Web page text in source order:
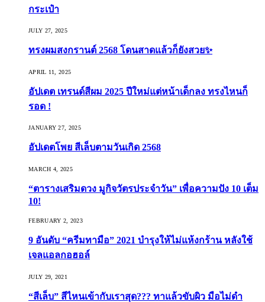
กระเป๋า
JULY 27, 2025
ทรงผมสงกรานต์ 2568 โดนสาดแล้วก็ยังสวย✨
APRIL 11, 2025
อัปเดต เทรนด์สีผม 2025 ปีใหม่แต่หน้าเด็กลง ทรงไหนก็
รอด !
JANUARY 27, 2025
อัปเดตโพย สีเล็บตามวันเกิด 2568
MARCH 4, 2025
“ตารางเสริมดวง มูกิจวัตรประจำวัน” เพื่อความปัง 10 เต็ม
10!
FEBRUARY 2, 2023
9 อันดับ “ครีมทามือ” 2021 บำรุงให้ไม่แห้งกร้าน หลังใช้
เจลแอลกอฮอล์
JULY 29, 2021
“สีเล็บ” สีไหนเข้ากับเราสุด??? ทาแล้วขับผิว มือไม่ดำ